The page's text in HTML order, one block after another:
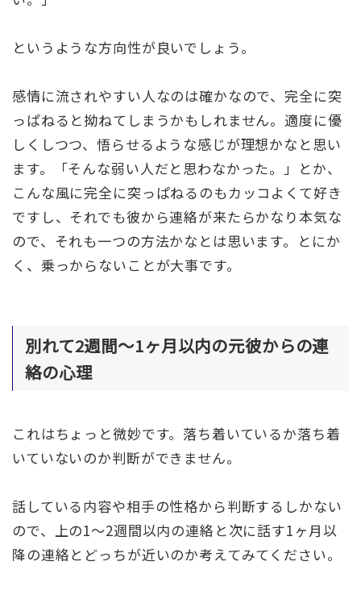
というような方向性が良いでしょう。
感情に流されやすい人なのは確かなので、完全に突
っぱねると拗ねてしまうかもしれません。適度に優
しくしつつ、悟らせるような感じが理想かなと思い
ます。「そんな弱い人だと思わなかった。」とか、
こんな風に完全に突っぱねるのもカッコよくて好き
ですし、それでも彼から連絡が来たらかなり本気な
ので、それも一つの方法かなとは思います。とにか
く、乗っからないことが大事です。
別れて2週間〜1ヶ月以内の元彼からの連
絡の心理
これはちょっと微妙です。落ち着いているか落ち着
いていないのか判断ができません。
話している内容や相手の性格から判断するしかない
ので、上の1〜2週間以内の連絡と次に話す1ヶ月以
降の連絡とどっちが近いのか考えてみてください。